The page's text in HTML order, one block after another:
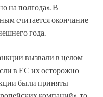
на полгода». В
считается окончание
года.
вызвали в целом
в ЕС их осторожно
были приняты